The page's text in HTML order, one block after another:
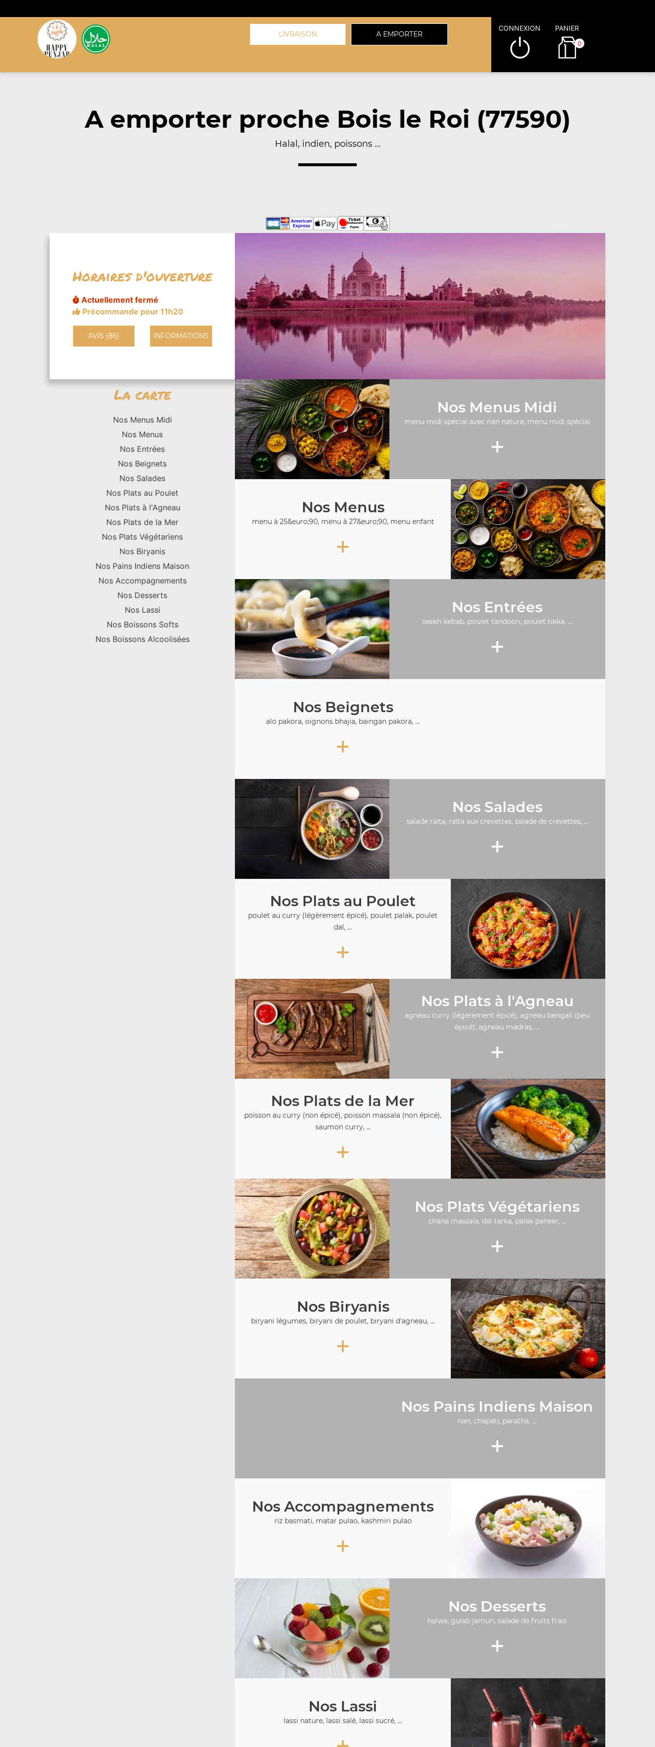
LIVRAISON A EMPORTER
CONNEXION PANIER
0
A emporter proche Bois le Roi (77590)
Halal, indien, poissons ...
Horaires d'ouverture
Actuellement fermé
Précommande pour 11h20
AVIS (86) INFORMATIONS
La carte
Nos Menus Midi
Nos Menus
Nos Entrées
Nos Beignets
Nos Salades
Nos Plats au Poulet
Nos Plats à l'Agneau
Nos Plats de la Mer
Nos Plats Végétariens
Nos Biryanis
Nos Pains Indiens Maison
Nos Accompagnements
Nos Desserts
Nos Lassi
Nos Boissons Softs
Nos Boissons Alcoolisées
Nos Menus Midi
menu midi spécial avec nan nature, menu midi spécial
+
Nos Menus
menu à 25&euro;90, menu à 27&euro;90, menu enfant
+
Nos Entrées
seekh kebab, poulet tandoori, poulet tikka, ...
+
Nos Beignets
alo pakora, oignons bhajia, baingan pakora, ...
+
Nos Salades
salade raïta, raïta aux crevettes, salade de crevettes, ...
+
Nos Plats au Poulet
poulet au curry (légèrement épicé), poulet palak, poulet
dal, ...
+
Nos Plats à l'Agneau
agneau curry (légèrement épicé), agneau bengali (peu
épicé), agneau madras, ...
+
Nos Plats de la Mer
poisson au curry (non épicé), poisson massala (non épicé),
saumon curry, ...
+
Nos Plats Végétariens
chana massala, dal tarka, palak paneer, ...
+
Nos Biryanis
biryani légumes, biryani de poulet, biryani d'agneau, ...
+
Nos Pains Indiens Maison
nan, chapati, paratha, ...
+
Nos Accompagnements
riz basmati, matar pulao, kashmiri pulao
+
Nos Desserts
halwa, gulab jamun, salade de fruits frais
+
Nos Lassi
lassi nature, lassi salé, lassi sucré, ...